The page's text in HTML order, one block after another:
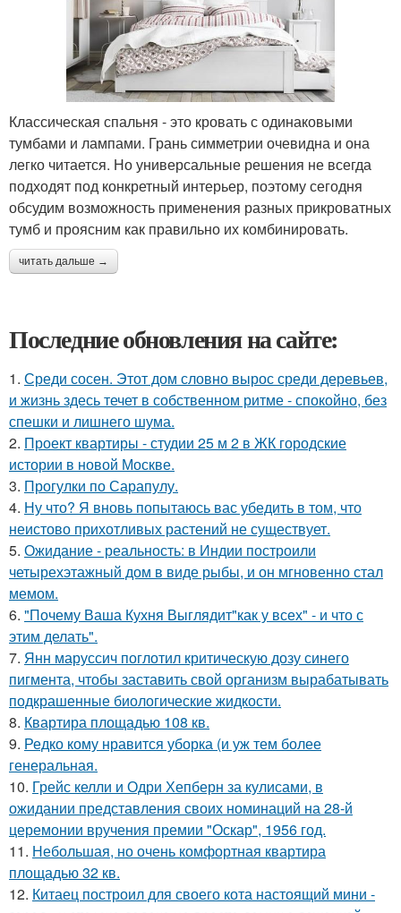
Классическая спальня - это кровать с одинаковыми
тумбами и лампами. Грань симметрии очевидна и она
легко читается. Но универсальные решения не всегда
подходят под конкретный интерьер, поэтому сегодня
обсудим возможность применения разных прикроватных
тумб и проясним как правильно их комбинировать.
читать дальше →
Последние обновления на сайте:
1. Среди сосен. Этот дом словно вырос среди деревьев,
и жизнь здесь течет в собственном ритме - спокойно, без
спешки и лишнего шума.
2. Проект квартиры - студии 25 м 2 в ЖК городские
истории в новой Москве.
3. Прогулки по Сарапулу.
4. Ну что? Я вновь попытаюсь вас убедить в том, что
неистово прихотливых растений не существует.
5. Ожидание - реальность: в Индии построили
четырехэтажный дом в виде рыбы, и он мгновенно стал
мемом.
6. "Почему Ваша Кухня Выглядит"как у всех" - и что с
этим делать".
7. Янн маруссич поглотил критическую дозу синего
пигмента, чтобы заставить свой организм вырабатывать
подкрашенные биологические жидкости.
8. Квартира площадью 108 кв.
9. Редко кому нравится уборка (и уж тем более
генеральная.
10. Грейс келли и Одри Хепберн за кулисами, в
ожидании представления своих номинаций на 28-й
церемонии вручения премии "Оскар", 1956 год.
11. Небольшая, но очень комфортная квартира
площадью 32 кв.
12. Китаец построил для своего кота настоящий мини -